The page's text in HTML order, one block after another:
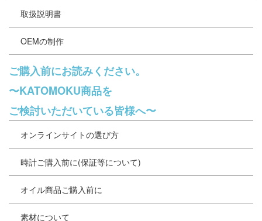
取扱説明書
OEMの制作
ご購入前にお読みください。
〜KATOMOKU商品を
ご検討いただいている皆様へ〜
オンラインサイトの選び方
時計ご購入前に(保証等について)
オイル商品ご購入前に
素材について